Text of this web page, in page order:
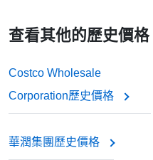
查看其他的歷史價格
Costco Wholesale
Corporation歷史價格
華潤集團歷史價格